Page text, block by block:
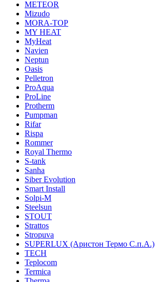
METEOR
Mizudo
MORA-TOP
MY HEAT
MyHeat
Navien
Neptun
Oasis
Pelletron
ProAqua
ProLine
Protherm
Pumpman
Rifar
Rispa
Rommer
Royal Thermo
S-tank
Sanha
Siber Evolution
Smart Install
Solpi-M
Steelsun
STOUT
Strattos
Stropuva
SUPERLUX (Аристон Термо С.п.А.)
TECH
Teplocom
Termica